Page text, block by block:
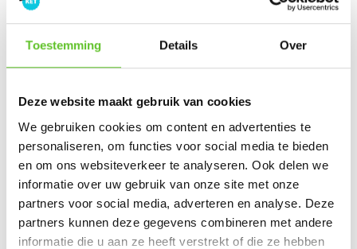
Toestemming Details Over
Deze website maakt gebruik van cookies
We gebruiken cookies om content en advertenties te
personaliseren, om functies voor social media te bieden
en om ons websiteverkeer te analyseren. Ook delen we
informatie over uw gebruik van onze site met onze
partners voor social media, adverteren en analyse. Deze
partners kunnen deze gegevens combineren met andere
informatie die u aan ze heeft verstrekt of die ze hebben
Naam:
Wordt niet publiek getoond
E-mailadres:
Wordt niet publiek getoond